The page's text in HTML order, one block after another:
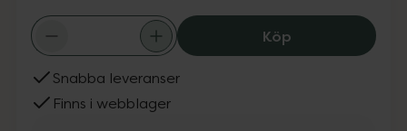
Köp
Snabba leveranser
Finns i webblager